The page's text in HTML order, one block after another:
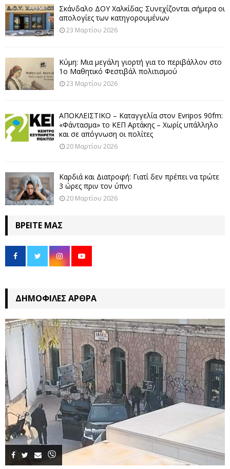
Σκάνδαλο ΔΟΥ Χαλκίδας: Συνεχίζονται σήμερα οι
απολογίες των κατηγορουμένων
23 Μαρτίου 2026
Κύμη: Μια μεγάλη γιορτή για το περιβάλλον στο
1ο Μαθητικό Φεστιβάλ πολιτισμού
23 Μαρτίου 2026
ΑΠΟΚΛΕΙΣΤΙΚΟ – Καταγγελία στον Evripos 90fm:
«Φάντασμα» το ΚΕΠ Αρτάκης – Χωρίς υπάλληλο
και σε απόγνωση οι πολίτες
20 Μαρτίου 2026
Καρδιά και Διατροφή: Γιατί δεν πρέπει να τρώτε
3 ώρες πριν τον ύπνο
20 Μαρτίου 2026
ΒΡΕΊΤΕ ΜΑΣ
ΔΗΜΟΦΙΛΈΣ ΆΡΘΡΑ